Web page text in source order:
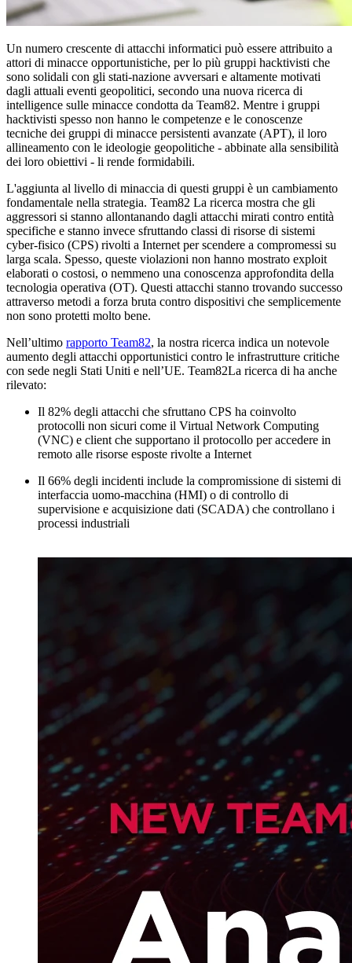
Un numero crescente di attacchi informatici può essere attribuito a
attori di minacce opportunistiche, per lo più gruppi hacktivisti che
sono solidali con gli stati-nazione avversari e altamente motivati
dagli attuali eventi geopolitici, secondo una nuova ricerca di
intelligence sulle minacce condotta da Team82. Mentre i gruppi
hacktivisti spesso non hanno le competenze e le conoscenze
tecniche dei gruppi di minacce persistenti avanzate (APT), il loro
allineamento con le ideologie geopolitiche - abbinate alla sensibilità
dei loro obiettivi - li rende formidabili.
L'aggiunta al livello di minaccia di questi gruppi è un cambiamento
fondamentale nella strategia. Team82 La ricerca mostra che gli
aggressori si stanno allontanando dagli attacchi mirati contro entità
specifiche e stanno invece sfruttando classi di risorse di sistemi
cyber-fisico (CPS) rivolti a Internet per scendere a compromessi su
larga scala. Spesso, queste violazioni non hanno mostrato exploit
elaborati o costosi, o nemmeno una conoscenza approfondita della
tecnologia operativa (OT). Questi attacchi stanno trovando successo
attraverso metodi a forza bruta contro dispositivi che semplicemente
non sono protetti molto bene.
Nell’ultimo rapporto Team82, la nostra ricerca indica un notevole
aumento degli attacchi opportunistici contro le infrastrutture critiche
con sede negli Stati Uniti e nell’UE. Team82La ricerca di ha anche
rilevato:
Il 82% degli attacchi che sfruttano CPS ha coinvolto
protocolli non sicuri come il Virtual Network Computing
(VNC) e client che supportano il protocollo per accedere in
remoto alle risorse esposte rivolte a Internet
Il 66% degli incidenti include la compromissione di sistemi di
interfaccia uomo-macchina (HMI) o di controllo di
supervisione e acquisizione dati (SCADA) che controllano i
processi industriali